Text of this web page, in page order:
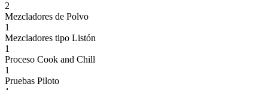
2
Mezcladores de Polvo
1
Mezcladores tipo Listón
1
Proceso Cook and Chill
1
Pruebas Piloto